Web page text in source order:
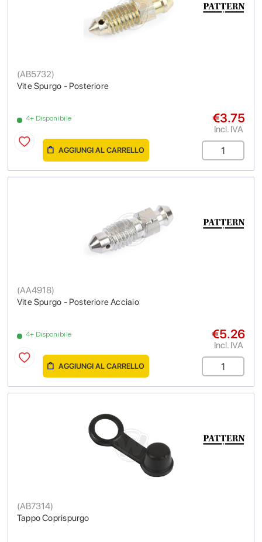
Vite Spurgo - Posteriore
(AB5732)
4+ Disponibile €3.75
Incl. IVA
AGGIUNGI AL CARRELLO
Vite Spurgo - Posteriore Acciaio
(AA4918)
4+ Disponibile €5.26
Incl. IVA
AGGIUNGI AL CARRELLO
Tappo Coprispurgo
(AB7314)